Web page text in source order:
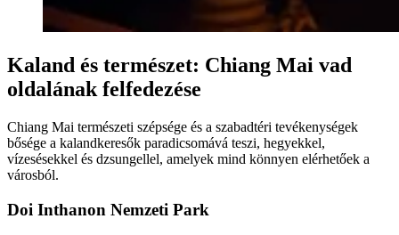
Kaland és természet: Chiang Mai vad
oldalának felfedezése
Chiang Mai természeti szépsége és a szabadtéri tevékenységek
bősége a kalandkeresők paradicsomává teszi, hegyekkel,
vízesésekkel és dzsungellel, amelyek mind könnyen elérhetőek a
városból.
Doi Inthanon Nemzeti Park